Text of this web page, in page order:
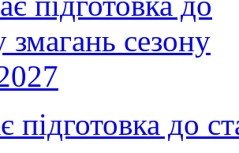
підготовка до